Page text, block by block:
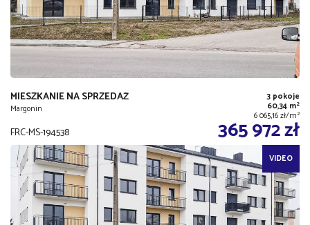
MIESZKANIE NA SPRZEDAŻ
Margonin
3 pokoje
60,34 m2
6 065,16 zł/m2
FRC-MS-194538 365 972 zł
VIDEO